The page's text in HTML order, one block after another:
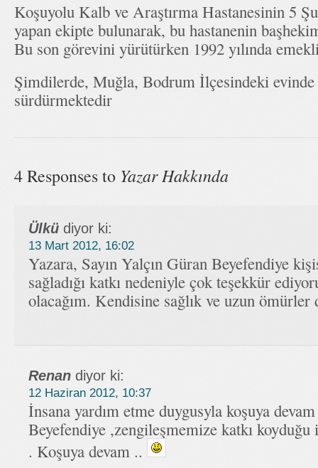
Koşuyolu Kalb ve Araştırma Hastanesinin 5
yapan ekipte bulunarak, bu hastanenin
Bu son görevini yürütürken 1992 yılında
Şimdilerde, Muğla, Bodrum İlçesindeki evinde
sürdürmektedir
4 Responses to Yazar Hakkında
Ülkü diyor ki:
13 Mart 2012, 16:02
Yazara, Sayın Yalçın Güran Beyefendiye
sağladığı katkı nedeniyle çok teşekkür
olacağım. Kendisine sağlık ve uzun
Renan diyor ki:
12 Haziran 2012, 10:37
İnsana yardım etme duygusyla koşuya
Beyefendiye ,zengileşmemize katkı
. Koşuya devam ..